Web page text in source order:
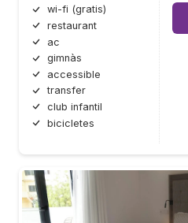
wi-fi (gratis)
restaurant
ac
gimnàs
accessible
transfer
club infantil
bicicletes